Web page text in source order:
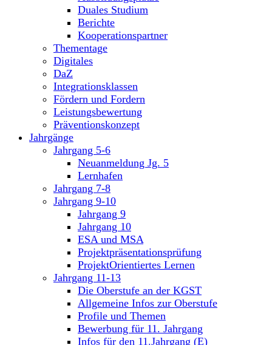
Duales Studium
Berichte
Kooperationspartner
Thementage
Digitales
DaZ
Integrationsklassen
Fördern und Fordern
Leistungsbewertung
Präventionskonzept
Jahrgänge
Jahrgang 5-6
Neuanmeldung Jg. 5
Lernhafen
Jahrgang 7-8
Jahrgang 9-10
Jahrgang 9
Jahrgang 10
ESA und MSA
Projektpräsentationsprüfung
ProjektOrientiertes Lernen
Jahrgang 11-13
Die Oberstufe an der KGST
Allgemeine Infos zur Oberstufe
Profile und Themen
Bewerbung für 11. Jahrgang
Infos für den 11.Jahrgang (E)